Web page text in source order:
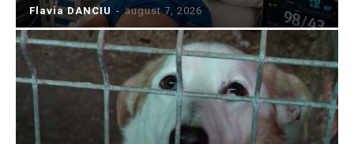
Flavia DANCIU - august 7, 2026